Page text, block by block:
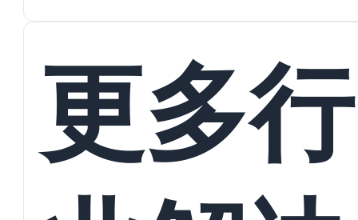
接
更多行